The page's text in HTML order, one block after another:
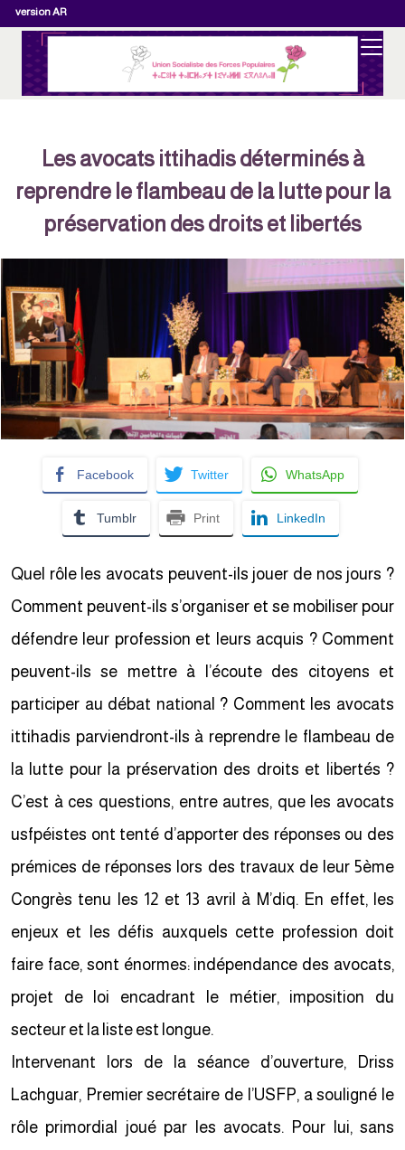
version AR
​Les avocats ittihadis déterminés à
reprendre le flambeau de la lutte pour la
préservation des droits et libertés
Facebook Twitter WhatsApp
Tumblr Print LinkedIn
Quel rôle les avocats peuvent-ils jouer de nos jours ?
Comment peuvent-ils s’organiser et se mobiliser pour
défendre leur profession et leurs acquis ? Comment
peuvent-ils se mettre à l’écoute des citoyens et
participer au débat national ? Comment les avocats
ittihadis parviendront-ils à reprendre le flambeau de
la lutte pour la préservation des droits et libertés ?
C’est à ces questions, entre autres, que les avocats
usfpéistes ont tenté d’apporter des réponses ou des
prémices de réponses lors des travaux de leur 5ème
Congrès tenu les 12 et 13 avril à M’diq. En effet, les
enjeux et les défis auxquels cette profession doit
faire face, sont énormes: indépendance des avocats,
projet de loi encadrant le métier, imposition du
secteur et la liste est longue.
Intervenant lors de la séance d’ouverture, Driss
Lachguar, Premier secrétaire de l’USFP, a souligné le
rôle primordial joué par les avocats. Pour lui, sans